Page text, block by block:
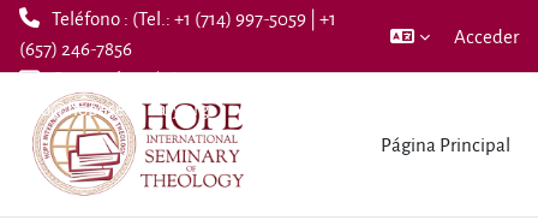
Teléfono : (Tel.: +1 (714) 997-5059 | +1
(657) 246-7856
Correo electrónico :
info@hopeseminary.org
Acceder
Página Principal